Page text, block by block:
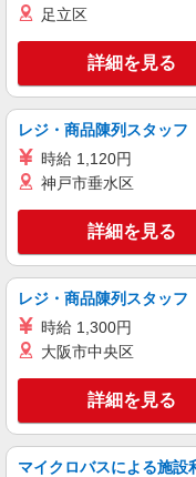
足立区
詳細を見る
レジ・商品陳列スタッフ
時給 1,120円
神戸市垂水区
詳細を見る
レジ・商品陳列スタッフ
時給 1,300円
大阪市中央区
詳細を見る
マイクロバスによる施設